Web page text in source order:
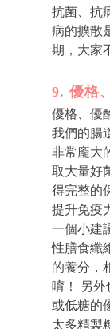
抗菌、抗
病的擴散
期，大家
9. 優格
優格、優
我們的腸
非常龐大
取大量好
得完整的
提升免疫
一個小建
性膳食纖
的養分，
唷！ 另
或低糖的
太多精製